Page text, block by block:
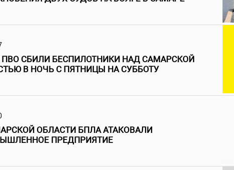
СБИЛИ БЕСПИЛОТНИКИ НАД САМАРСКОЙ
В НОЧЬ С ПЯТНИЦЫ НА СУББОТУ
ОБЛАСТИ БПЛА АТАКОВАЛИ
ПРЕДПРИЯТИЕ